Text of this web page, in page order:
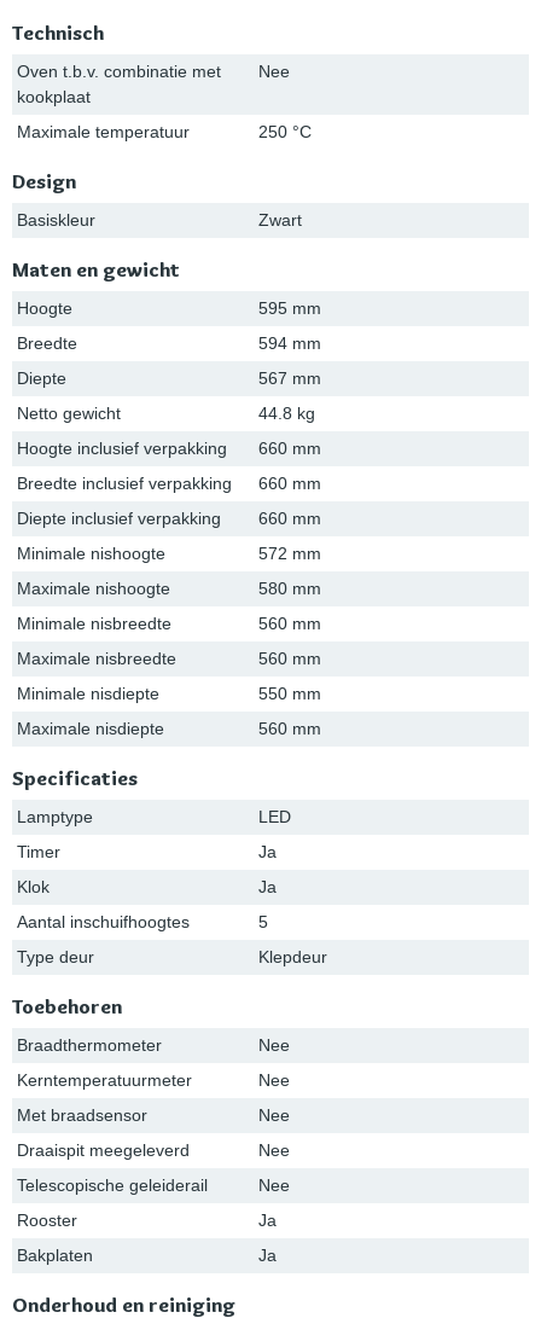
Technisch
Oven t.b.v. combinatie met
kookplaat
Nee
Maximale temperatuur 250 °C
Design
Basiskleur Zwart
Maten en gewicht
Hoogte
595 mm
Breedte
594 mm
Diepte
567 mm
Netto gewicht
44.8 kg
Hoogte inclusief verpakking
660 mm
Breedte inclusief verpakking
660 mm
Diepte inclusief verpakking
660 mm
Minimale nishoogte
572 mm
Maximale nishoogte
580 mm
Minimale nisbreedte
560 mm
Maximale nisbreedte
560 mm
Minimale nisdiepte
550 mm
Maximale nisdiepte
560 mm
Specificaties
Lamptype
LED
Timer
Ja
Klok
Ja
Aantal inschuifhoogtes
5
Type deur
Klepdeur
Toebehoren
Braadthermometer
Nee
Kerntemperatuurmeter
Nee
Met braadsensor
Nee
Draaispit meegeleverd
Nee
Telescopische geleiderail
Nee
Rooster
Ja
Bakplaten
Ja
Onderhoud en reiniging